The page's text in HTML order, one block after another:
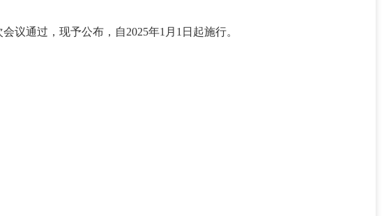
议通过，现予公布，自2025年1月1日起施行。